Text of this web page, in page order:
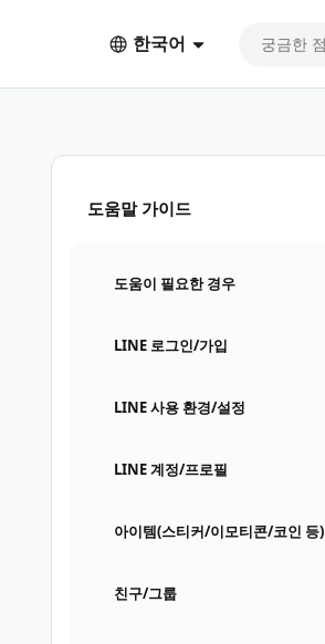
한국어
도움말 가이드
도움이 필요한 경우
LINE 로그인/가입
LINE 사용 환경/설정
LINE 계정/프로필
아이템(스티커/이모티콘/코인 등)
친구/그룹